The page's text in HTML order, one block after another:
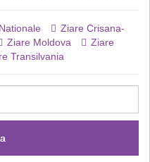
Ziare Crisana-
Ziare Moldova
Ziare
Transilvania